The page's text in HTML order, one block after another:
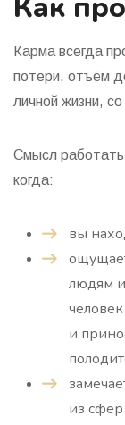
Карма всегда
потери, отъём
личной жизни,
Смысл
когда:
вы
людям
и
из